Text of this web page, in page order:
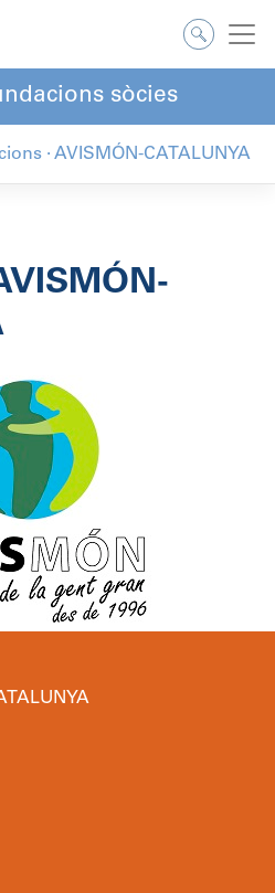
sòcies
· AVISMÓN-CATALUNYA